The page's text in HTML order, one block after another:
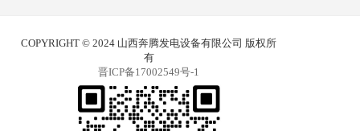
COPYRIGHT © 2024 山西奔腾发电设备有限公司 版权所
有
晋ICP备17002549号-1